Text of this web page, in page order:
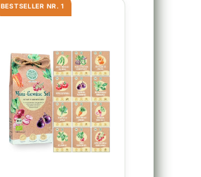
BESTSELLER NR. 1